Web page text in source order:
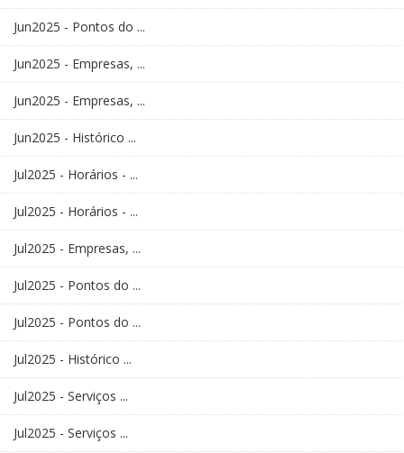
Jun2025 - Pontos do ...
Jun2025 - Empresas, ...
Jun2025 - Empresas, ...
Jun2025 - Histórico ...
Jul2025 - Horários - ...
Jul2025 - Horários - ...
Jul2025 - Empresas, ...
Jul2025 - Pontos do ...
Jul2025 - Pontos do ...
Jul2025 - Histórico ...
Jul2025 - Serviços ...
Jul2025 - Serviços ...